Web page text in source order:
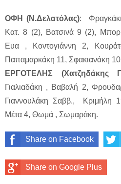
ΟΦΗ (Ν.Δελατόλας):
Κατ. 8 (2), Βατσινά 9 (2),
Ευα , Κοντογιάννη 2,
Παπαμαρκάκη 11, Σφακιανάκη
ΕΡΓΟΤΕΛΗΣ (Χατζηδάκης
Γιαλιαδάκη , Βαβαλή 2,
Γιαννουλάκη Σαββ., Κριμήλη
Μέτα 4, Θωμά , Σωμαράκη.
Share on Facebook
Share on Google Plus